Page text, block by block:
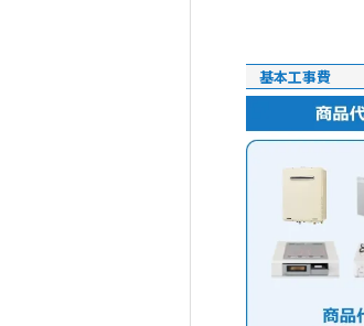
基本工事費